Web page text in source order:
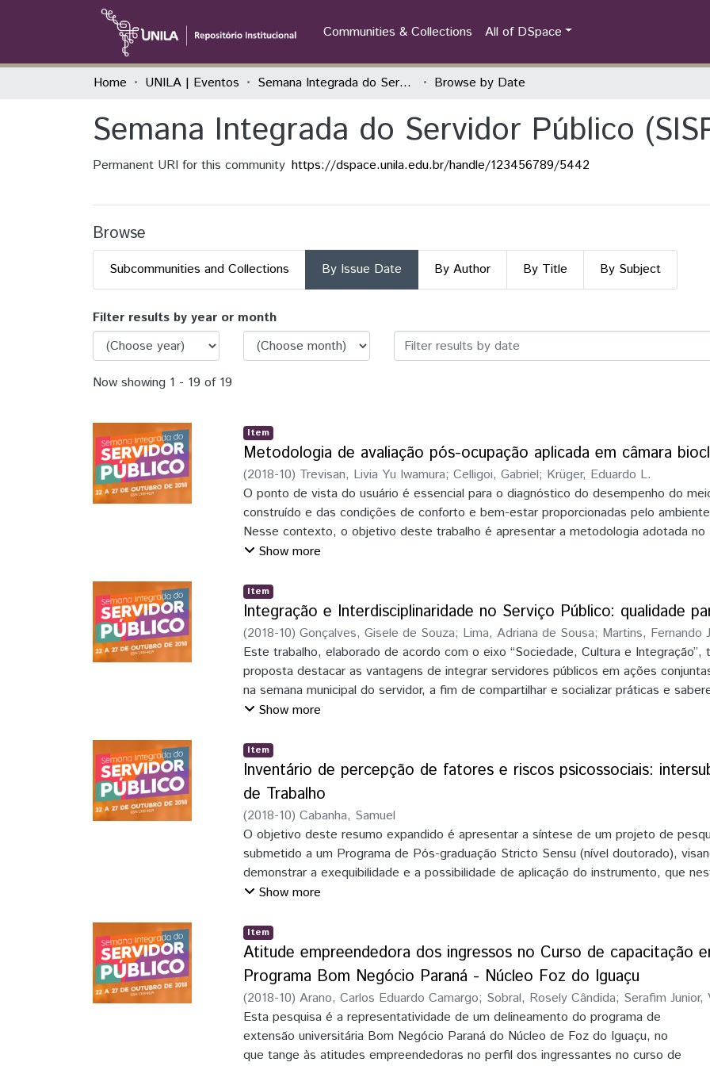
Communities & Collections All of DSpace
Home UNILA | Eventos Semana Integrada do Servidor Público (SISP) Browse by Date
Semana Integrada do Servidor Público
Permanent URI for this community https://dspace.unila.edu.br/handle/123456789/5442
Browse
Subcommunities and Collections By Issue Date By Author By Title By Subject
Browsing Semana Integrada do Servidor Público (SISP) by
Filter results by year or month
Now showing 1 - 19 of 19
Item
Metodologia de avaliação pós-ocupação aplicada em câmara
(2018-10) Trevisan, Livia Yu Iwamura; Celligoi, Gabriel; Krüger, Eduardo L.
O ponto de vista do usuário é essencial para o diagnóstico do desempenho do
construído e das condições de conforto e bem-estar proporcionadas pelo
Nesse contexto, o objetivo deste trabalho é apresentar a metodologia adotada no
delineamento da Avaliação Pós-Ocupação (APO) da Câmara Bioclimática de Baixo
Inicialmente, são conceituadas a Avaliação Pós-Ocupação e o que vem a ser uma
Câmara Climática. Após, são apresentados os documentos textuais, o protocolo
operação da CBBC e o monitoramento de variáveis ambientais que foi realizado
concomitantemente à APO, em agosto de 2018. Os resultados correspondem à
versão final do Questionário APO e aos documentos auxiliares utilizados durante a
realização da APO CBBC. Por fim, constam algumas considerações sobre o
desenvolvimento da primeira rodada da APO e o planejamento da segunda rodada
Show more
Item
Integração e Interdisciplinaridade no Serviço Público: qualidade
(2018-10) Gonçalves, Gisele de Souza; Lima, Adriana de Sousa; Martins, Fernando
Este trabalho, elaborado de acordo com o eixo “Sociedade, Cultura e Integração”,
proposta destacar as vantagens de integrar servidores públicos em ações
na semana municipal do servidor, a fim de compartilhar e socializar práticas e
no dia a dia, valorizando entre os próprios colegas a importância de um serviço
Pedagógica de Foz do Iguaçu, e também de pesquisa bibliográfica. Os resultados
trabalho correspondem às discussões e reflexões feitas pelos autores e as ideias
futuros que visem mais ações entre as instituições públicas em benefício de um
qualidade à população, como pudemos identificar a partir da Jopefoz que
sobre integração e interdisciplinaridade
Show more
Item
Inventário de percepção de fatores e riscos psicossociais:
de Trabalho
(2018-10) Cabanha, Samuel
O objetivo deste resumo expandido é apresentar a síntese de um projeto de
submetido a um Programa de Pós-graduação Stricto Sensu (nível doutorado),
demonstrar a exequibilidade e a possibilidade de aplicação do instrumento, que
momento denomina-se Inventário de Percepção de Fatores e Riscos Psicossociais.
sujeito-trabalho, para dessa forma, conhecer as singularidades e antecipar-se aos
aspectos negativos do trabalho. A metodologia a ser empregada é multimétodo,
pretende aliar o qualitativo ao quantitativo e, quanto ao propósito à pesquisa é
quanto ao momento é de corte transversal. Quanto aos resultados, cabe salientar
instrumento está em sua fase inicial, carecendo ainda avaliar a sua validade e a
o que se pretende alcançar ao final da pesquisa. Acredita-se, porém, que o
atuar como um prospecto, onde as percepções e as singularidades individuais e
Show more
Item
Atitude empreendedora dos ingressos no Curso de capacitação
Programa Bom Negócio Paraná - Núcleo Foz do Iguaçu
(2018-10) Arano, Carlos Eduardo Camargo; Sobral, Rosely Cândida; Serafim Junior,
Esta pesquisa é a representatividade de um delineamento do programa de
extensão universitária Bom Negócio Paraná do Núcleo de Foz do Iguaçu, no
que tange às atitudes empreendedoras no perfil dos ingressantes no curso de